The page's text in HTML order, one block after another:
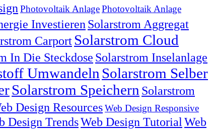
Photovoltaik AnlagePhotovoltaik Anlage
Investieren Solarstrom Aggregat
Carport Solarstrom Cloud
In Die Steckdose Solarstrom Inselanlage
Umwandeln Solarstrom Selber
Solarstrom Speichern Solarstrom
Design ResourcesWeb Design Responsive
Design TrendsWeb Design Tutorial Web